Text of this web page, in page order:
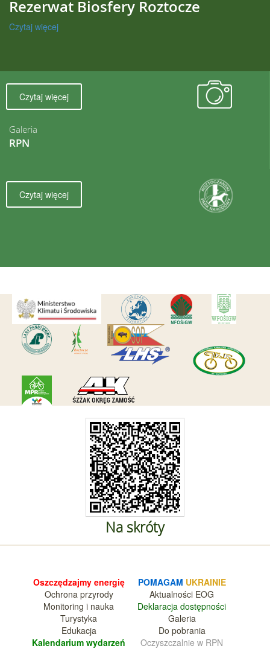
Rezerwat Biosfery Roztocze
Czytaj więcej
Galeria
RPN
Czytaj więcej
Czytaj więcej
Na skróty
Oszczędzajmy energię
Ochrona przyrody
Monitoring i nauka
Turystyka
Edukacja
Kalendarium wydarzeń
POMAGAM UKRAINIE
Aktualności EOG
Deklaracja dostępności
Galeria
Do pobrania
Oczyszczalnie w RPN